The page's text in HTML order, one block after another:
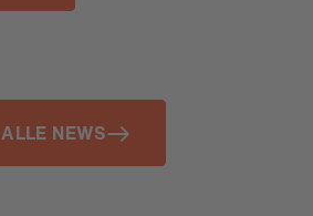
ALLE NEWS